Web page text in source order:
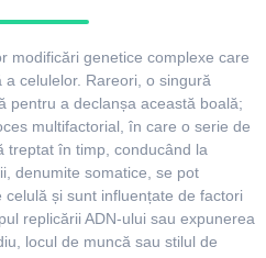
genetice complexe care
celulelor. Rareori, o singură
pentru a declanșa această boală;
multifactorial, în care o serie de
treptat în timp, conducând la
denumite somatice, se pot
și sunt influențate de factori
replicării ADN-ului sau expunerea
locul de muncă sau stilul de